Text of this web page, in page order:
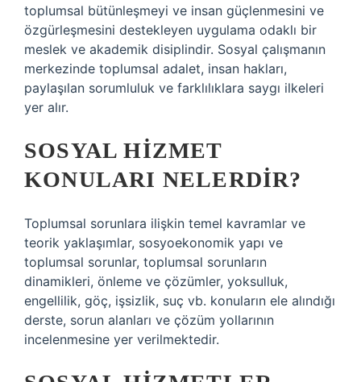
toplumsal bütünleşmeyi ve insan güçlenmesini ve
özgürleşmesini destekleyen uygulama odaklı bir
meslek ve akademik disiplindir. Sosyal çalışmanın
merkezinde toplumsal adalet, insan hakları,
paylaşılan sorumluluk ve farklılıklara saygı ilkeleri
yer alır.
SOSYAL HIZMET
KONULARI NELERDIR?
Toplumsal sorunlara ilişkin temel kavramlar ve
teorik yaklaşımlar, sosyoekonomik yapı ve
toplumsal sorunlar, toplumsal sorunların
dinamikleri, önleme ve çözümler, yoksulluk,
engellilik, göç, işsizlik, suç vb. konuların ele alındığı
derste, sorun alanları ve çözüm yollarının
incelenmesine yer verilmektedir.